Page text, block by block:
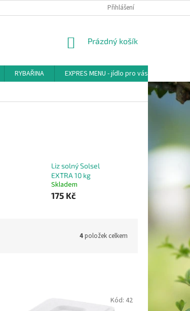
Přihlášení
NÁKUPNÍ
Prázdný košík
RYBAŘINA EXPRES MENU - jídlo pro vás
Liz solný Solsel
EXTRA 10 kg
Skladem
175 Kč
4položek celkem
Kód: 42